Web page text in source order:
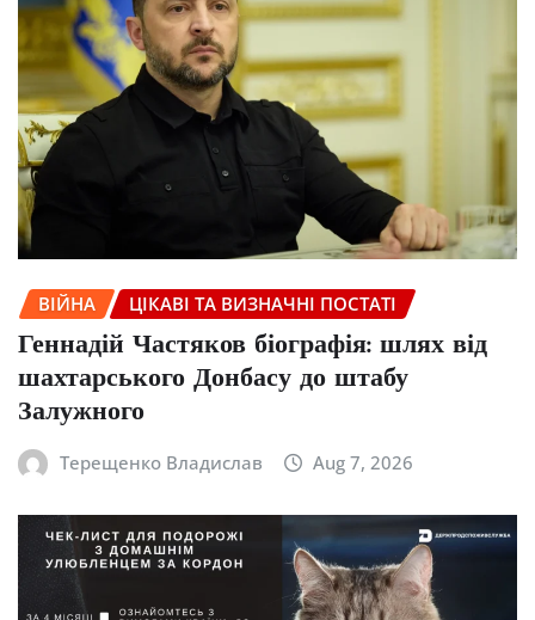
ВІЙНА ЦІКАВІ ТА ВИЗНАЧНІ ПОСТАТІ
Геннадій Частяков біографія: шлях від
шахтарського Донбасу до штабу
Залужного
Терещенко Владислав Aug 7, 2026